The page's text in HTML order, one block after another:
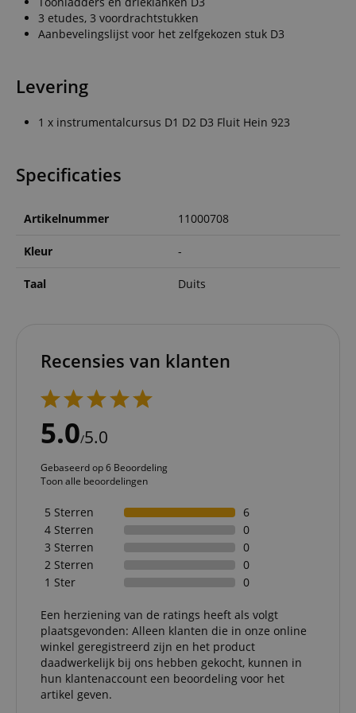
3 etudes, 3 voordrachtstukken
Aanbevelingslijst voor het zelfgekozen stuk D3
Levering
1 x instrumentalcursus D1 D2 D3 Fluit Hein 923
Specificaties
Artikelnummer 11000708
Kleur -
Taal Duits
Recensies van klanten
5.0/5.0
Gebaseerd op 6 Beoordeling
Toon alle beoordelingen
5 Sterren
6
4 Sterren
0
3 Sterren
0
2 Sterren
0
1 Ster
0
Een herziening van de ratings heeft als volgt
plaatsgevonden: Alleen klanten die in onze online
winkel geregistreerd zijn en het product
daadwerkelijk bij ons hebben gekocht, kunnen in
hun klantenaccount een beoordeling voor het
artikel geven.